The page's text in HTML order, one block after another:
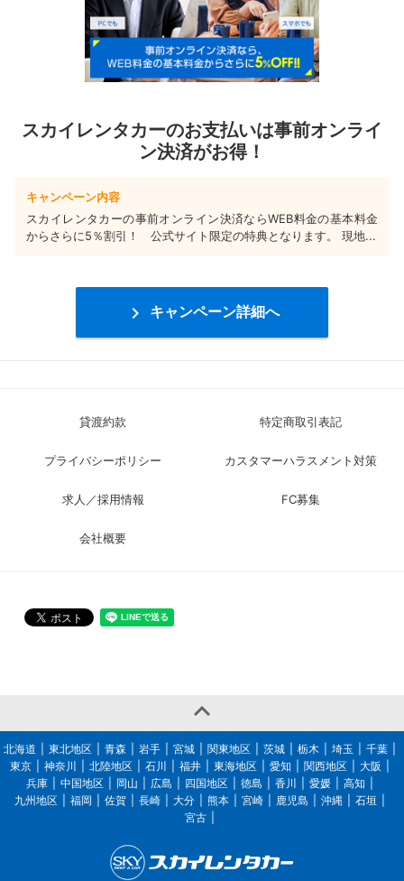
スカイレンタカーのお支払いは事前オンライ
ン決済がお得！
キャンペーン内容
スカイレンタカーの事前オンライン決済ならWEB料金の基本料金
からさらに5％割引！ 公式サイト限定の特典となります。 現地...
 キャンペーン詳細へ
貸渡約款 特定商取引表記
プライバシーポリシー カスタマーハラスメント対策
求人／採用情報 FC募集
会社概要

北海道 東北地区 青森 岩手 宮城 関東地区 茨城 栃木 埼玉
千葉
東京
神奈川 北陸地区 石川 福井 東海地区 愛知 関西地区
大阪
兵庫
中国地区 岡山 広島 四国地区 徳島 香川 愛媛
高知
九州地区
福岡 佐賀 長崎 大分 熊本 宮崎 鹿児島 沖縄
石垣
宮古